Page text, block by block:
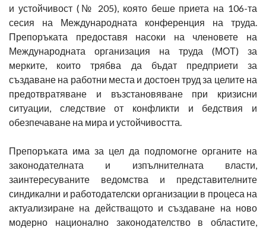
и устойчивост (№ 205), която беше приета на 106-та
сесия на Международната конференция на труда.
Препоръката предоставя насоки на членовете на
Международната организация на труда (МОТ) за
мерките, които трябва да бъдат предприети за
създаване на работни места и достоен труд за целите на
предотвратяване и възстановяване при кризисни
ситуации, следствие от конфликти и бедствия и
обезпечаване на мира и устойчивостта.
Препоръката има за цел да подпомогне органите на
законодателната и изпълнителната власти,
заинтересуваните ведомства и представителните
синдикални и работодателски организации в процеса на
актуализиране на действащото и създаване на ново
модерно национално законодателство в областите,